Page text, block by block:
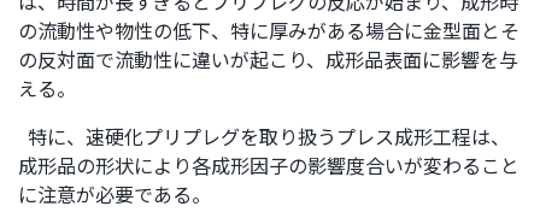
の流動性や物性の低下、特に厚みがある場合に金型面とそ
の反対面で流動性に違いが起こり、成形品表面に影響を与
える。
特に、速硬化プリプレグを取り扱うプレス成形工程は、
成形品の形状により各成形因子の影響度合いが変わること
に注意が必要である。